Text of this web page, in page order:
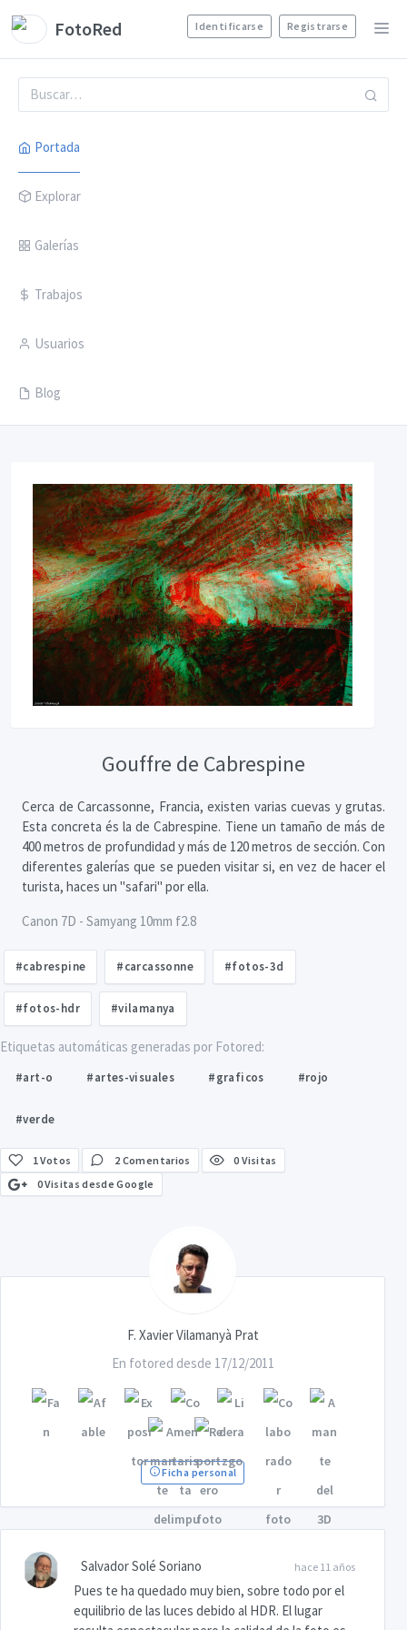
FotoRed Identificarse Registrarse
Portada
Explorar
Galerías
Trabajos
Usuarios
Blog
Gouffre de Cabrespine
Cerca de Carcassonne, Francia, existen varias cuevas y grutas.
Esta concreta és la de Cabrespine. Tiene un tamaño de más de
400 metros de profundidad y más de 120 metros de sección. Con
diferentes galerías que se pueden visitar si, en vez de hacer el
turista, haces un "safari" por ella.
Canon 7D - Samyang 10mm f2.8
#cabrespine #carcassonne #fotos-3d
#fotos-hdr #vilamanya
Etiquetas automáticas generadas por Fotored:
#art-o #artes-visuales #graficos #rojo
#verde
1Votos 2 Comentarios
0 Visitas
0 Visitas desde Google
F. Xavier Vilamanyà Prat
En fotored desde 17/12/2011
Ficha personal
hace 11 años
Salvador Solé Soriano
Pues te ha quedado muy bien, sobre todo por el
equilibrio de las luces debido al HDR. El lugar